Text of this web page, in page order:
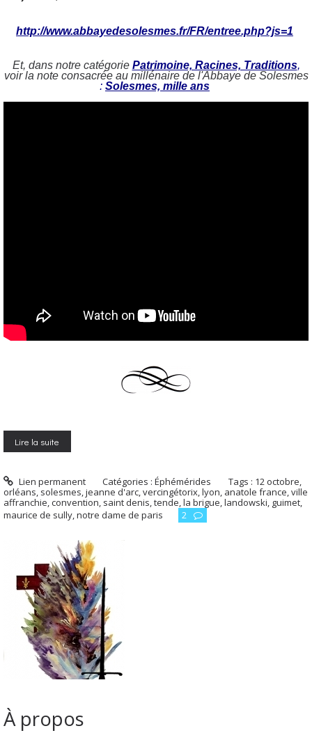
http://www.abbayedesolesmes.fr/FR/entree.php?js=1
Et, dans notre catégorie Patrimoine, Racines, Traditions,
voir la note consacrée au millénaire de l'Abbaye de Solesmes
: Solesmes, mille ans
Lire la suite
Lien permanent Catégories :Éphémérides Tags : 12 octobre,
orléans, solesmes,jeanne d'arc,vercingétorix,lyon, anatole france,ville
affranchie,convention, saint denis,tende,la brigue,landowski, guimet,
maurice de sully,notre dame de paris 2
À propos